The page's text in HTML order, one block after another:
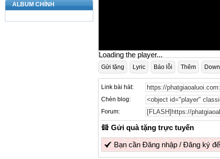
ALBUM CHÍNH
Loading the player...
Gửi tặng Lyric Báo lỗi Thêm
Link bài hát:
Chèn blog:
Forum:
Gửi quà tặng trực tuyến
Bạn cần Đăng nhập/Đăng ký